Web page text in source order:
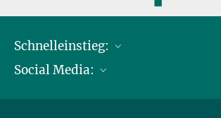
Schnelleinstieg:
Publikationen
Social Media: